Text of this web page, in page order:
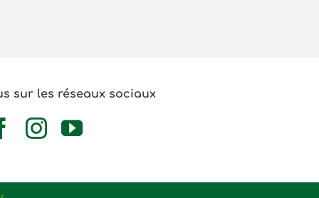
sur les réseaux sociaux